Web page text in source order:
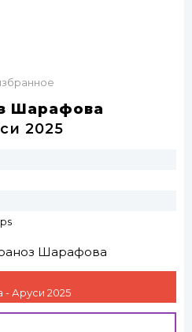
Шарафова
2025
Шарафова
Аруси 2025